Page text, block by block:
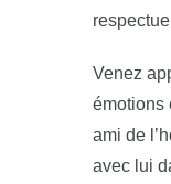
Venez
émotions
ami de
avec lui